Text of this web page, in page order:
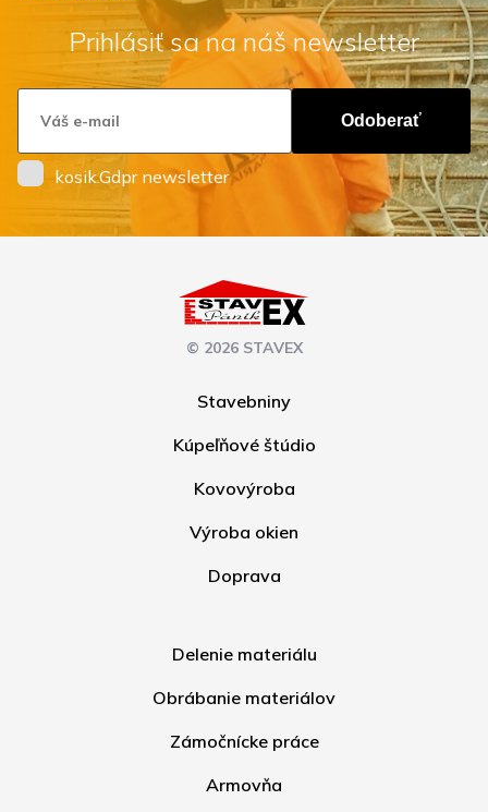
Prihlásiť sa na náš newsletter
Odoberať
kosik.Gdpr newsletter
© 2026 STAVEX
Stavebniny
Kúpeľňové štúdio
Kovovýroba
Výroba okien
Doprava
Delenie materiálu
Obrábanie materiálov
Zámočnícke práce
Armovňa